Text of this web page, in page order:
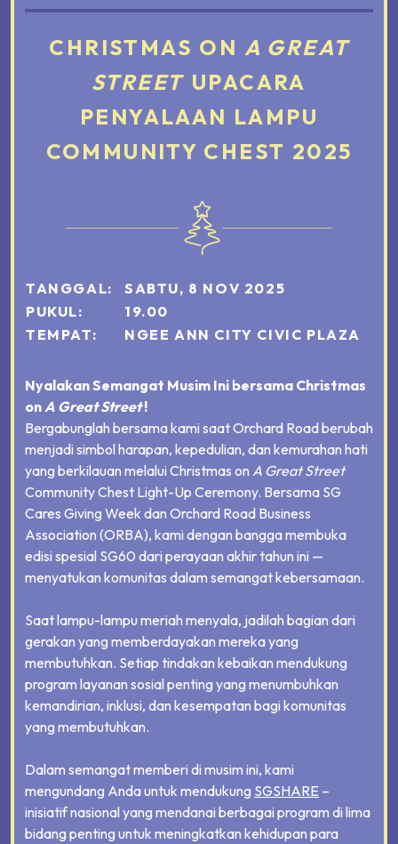
CHRISTMAS ON A GREAT
STREET UPACARA
PENYALAAN LAMPU
COMMUNITY CHEST 2025
TANGGAL:
SABTU, 8 NOV 2025
PUKUL:
19.00
TEMPAT: NGEE ANN CITY CIVIC PLAZA
Nyalakan Semangat Musim Ini bersama Christmas
on A Great Street !
Bergabunglah bersama kami saat Orchard Road berubah
menjadi simbol harapan, kepedulian, dan kemurahan hati
yang berkilauan melalui Christmas on A Great Street
Community Chest Light-Up Ceremony. Bersama SG
Cares Giving Week dan Orchard Road Business
Association (ORBA), kami dengan bangga membuka
edisi spesial SG60 dari perayaan akhir tahun ini —
menyatukan komunitas dalam semangat kebersamaan.
Saat lampu-lampu meriah menyala, jadilah bagian dari
gerakan yang memberdayakan mereka yang
membutuhkan. Setiap tindakan kebaikan mendukung
program layanan sosial penting yang menumbuhkan
kemandirian, inklusi, dan kesempatan bagi komunitas
yang membutuhkan.
Dalam semangat memberi di musim ini, kami
mengundang Anda untuk mendukung SGSHARE –
inisiatif nasional yang mendanai berbagai program di lima
bidang penting untuk meningkatkan kehidupan para